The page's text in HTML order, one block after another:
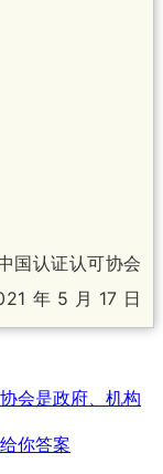
国认证认可协会
年 5 月 17 日
会是政府、机构
你答案